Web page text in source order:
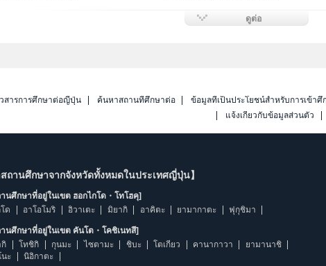
ดูต่อ
สารการศึกษาต่อญี่ปุ่น ค้นหาสถานที่ศึกษาต่อ ข้อมูลที่เป็นประโยชน์สำหรับการเข้าศึ
แจ้งเกี่ยวกับข้อมูลส่วนตัว
สถานศึกษาจากจังหวัดทั้งหมดในประเทศญี่ปุ่น】
านศึกษาที่อยู่ในเขต ฮอกไกโด・โทโฮคุ]
ด
อาโอโมริ อิวาเตะ มิยากิ อาคิตะ ยามากาตะ ฟุกุชิมา
านศึกษาที่อยู่ในเขต คันโต・โคชิเนทสึ]
กิ
โทชิกิ กุนมะ ไซตามะ ชิบะ โตเกียว คานากาวา
ยามานาชิ
ะ
นิอิกาตะ